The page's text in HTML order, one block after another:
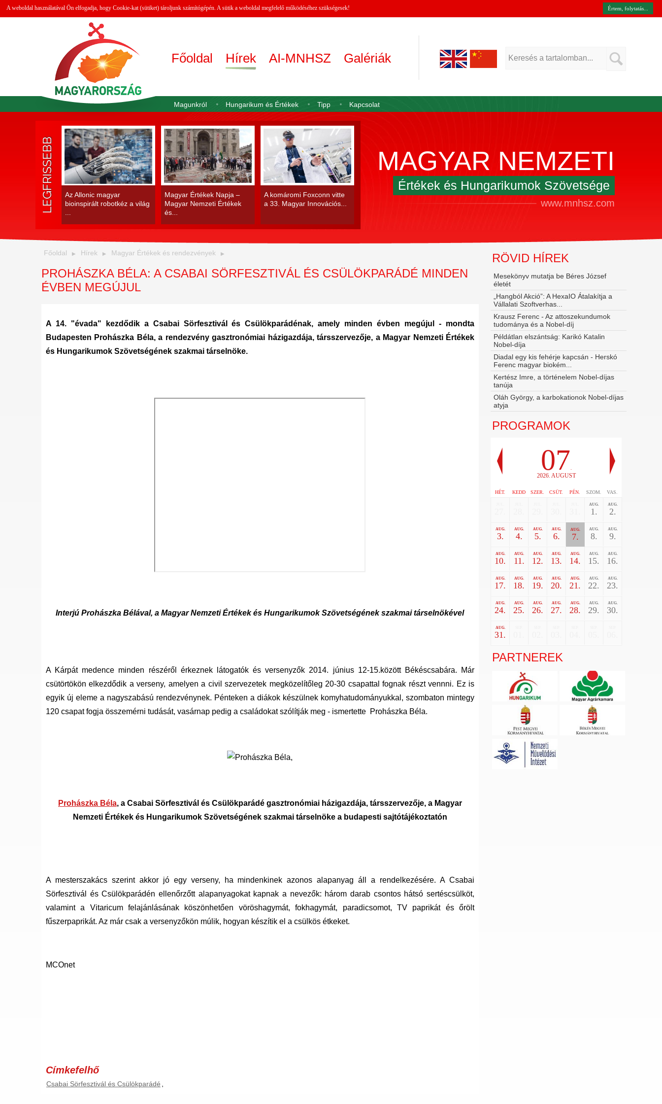
A weboldal használatával Ön elfogadja, hogy Cookie-kat (sütiket) tároljunk számítógépén. A sütik a weboldal megfelelő működéséhez szükségesek! Értem, folytatás...
Főoldal Hírek AI-MNHSZ Galériák
Magunkról Hungarikum és Értékek Tipp Kapcsolat
LEGFRISSEBB
Az Allonic magyar
bioinspirált robotkéz a világ
Magyar Értékek Napja –
Magyar Nemzeti Értékek
és...
A komáromi Foxconn vitte
a 33. Magyar Innovációs...
MAGYAR NEMZETI
Értékek és Hungarikumok Szövetsége
www.mnhsz.com
Főoldal Hírek Magyar Értékek és rendezvények
PROHÁSZKA BÉLA: A CSABAI SÖRFESZTIVÁL ÉS CSÜLÖKPARÁDÉ MINDEN
ÉVBEN MEGÚJUL
A 14. "évada" kezdődik a Csabai Sörfesztivál és Csülökparádénak, amely minden évben megújul - mondta
Budapesten Prohászka Béla, a rendezvény gasztronómiai házigazdája, társszervezője, a Magyar Nemzeti Értékek
és Hungarikumok Szövetségének szakmai társelnöke.
Interjú Prohászka Bélával, a Magyar Nemzeti Értékek és Hungarikumok Szövetségének szakmai társelnökével
A Kárpát medence minden részéről érkeznek látogatók és versenyzők 2014. június 12-15.között Békéscsabára. Már
csütörtökön elkezdődik a verseny, amelyen a civil szervezetek megközelítőleg 20-30 csapattal fognak részt vennni. Ez is
egyik új eleme a nagyszabású rendezvénynek. Pénteken a diákok készülnek komyhatudományukkal, szombaton mintegy
120 csapat fogja összemérni tudását, vasárnap pedig a családokat szólítják meg - ismertette Prohászka Béla.
Prohászka Béla, a Csabai Sörfesztivál és Csülökparádé gasztronómiai házigazdája, társszervezője, a Magyar
Nemzeti Értékek és Hungarikumok Szövetségének szakmai társelnöke a budapesti sajtótájékoztatón
A mesterszakács szerint akkor jó egy verseny, ha mindenkinek azonos alapanyag áll a rendelkezésére. A Csabai
Sörfesztivál és Csülökparádén ellenőrzőtt alapanyagokat kapnak a nevezők: három darab csontos hátsó sertéscsülköt,
valamint a Vitaricum felajánlásának köszönhetően vöröshagymát, fokhagymát, paradicsomot, TV paprikát és őrölt
fűszerpaprikát. Az már csak a versenyzőkön múlik, hogyan készítik el a csülkös étkeket.
MCOnet
Címkefelhő
Csabai Sörfesztivál és Csülökparádé
RÖVID HÍREK
Mesekönyv mutatja be Béres József
életét
„Hangból Akció”: A HexaIO Átalakítja a
Vállalati Szoftverhas...
Krausz Ferenc - Az attoszekundumok
tudománya és a Nobel‑díj
Példátlan elszántság: Karikó Katalin
Nobel-díja
Diadal egy kis fehérje kapcsán - Herskó
Ferenc magyar biokém...
Kertész Imre, a történelem Nobel-díjas
tanúja
Oláh György, a karbokationok Nobel-díjas
atyja
PROGRAMOK
07.
2026. AUGUST
HÉT. KEDD SZER. CSÜT. PÉN. SZOM. VAS.
AUG.
1.
AUG.
2.
AUG.
3.
AUG.
4.
AUG.
5.
AUG.
6.
AUG.
7.
AUG.
8.
AUG.
9.
AUG.
10.
AUG.
11.
AUG.
12.
AUG.
13.
AUG.
14.
AUG.
15.
AUG.
16.
AUG.
17.
AUG.
18.
AUG.
19.
AUG.
20.
AUG.
21.
AUG.
22.
AUG.
23.
AUG.
24.
AUG.
25.
AUG.
26.
AUG.
27.
AUG.
28.
AUG.
29.
AUG.
30.
AUG.
31.
PARTNEREK